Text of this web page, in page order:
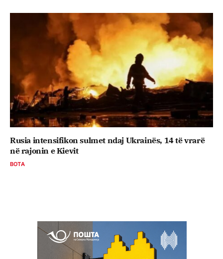
Rusia intensifikon sulmet ndaj Ukrainës, 14 të vrarë
në rajonin e Kievit
BOTA